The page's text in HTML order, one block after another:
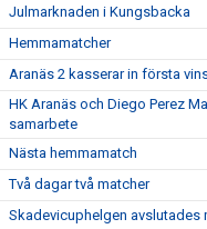
Julmarknaden i Kungsbacka
Hemmamatcher
Aranäs 2 kasserar in första
HK Aranäs och Diego Perez
samarbete
Nästa hemmamatch
Två dagar två matcher
Skadevicuphelgen avslutades